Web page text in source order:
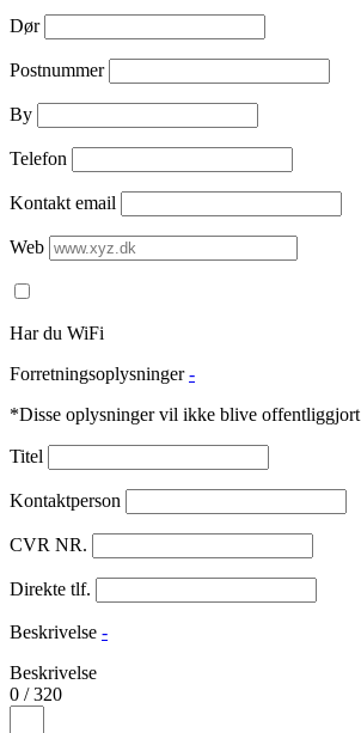
Dør
Postnummer
By
Telefon
Kontakt email
Web
Har du WiFi
Forretningsoplysninger -
*Disse oplysninger vil ikke blive offentliggjort
Titel
Kontaktperson
CVR NR.
Direkte tlf.
Beskrivelse -
Beskrivelse
0 /320